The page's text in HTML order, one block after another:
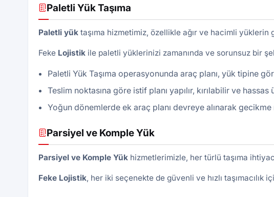
Paletli Yük Taşıma
Paletli yüktaşıma hizmetimiz, özellikle ağır ve hacimli yüklerin
Feke Lojistikile paletli yüklerinizi zamanında ve sorunsuz bir
Paletli Yük Taşıma operasyonunda araç planı, yük tipine
Teslim noktasına göre istif planı yapılır, kırılabilir ve hassas
Yoğun dönemlerde ek araç planı devreye alınarak
Parsiyel ve Komple Yük
Parsiyel ve Komple Yükhizmetlerimizle, her türlü taşıma
Feke Lojistik, her iki seçenekte de güvenli ve hızlı taşımacılık